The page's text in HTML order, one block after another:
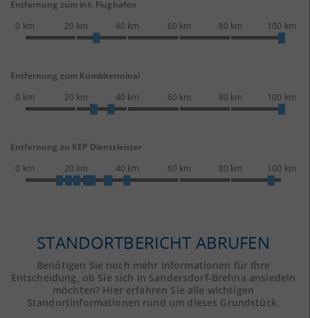
Entfernung zum int. Flughafen
0 km
20 km 40 km 60 km 80 km 100 km
Entfernung zum Kombiterminal
0 km
20 km 40 km 60 km 80 km 100 km
Entfernung zu KEP Dienstleister
0 km
20 km 40 km 60 km 80 km 100 km
STANDORTBERICHT ABRUFEN
Benötigen Sie noch mehr Informationen für Ihre
Entscheidung, ob Sie sich in Sandersdorf-Brehna ansiedeln
möchten? Hier erfahren Sie alle wichtigen
Standortinformationen rund um dieses Grundstück.